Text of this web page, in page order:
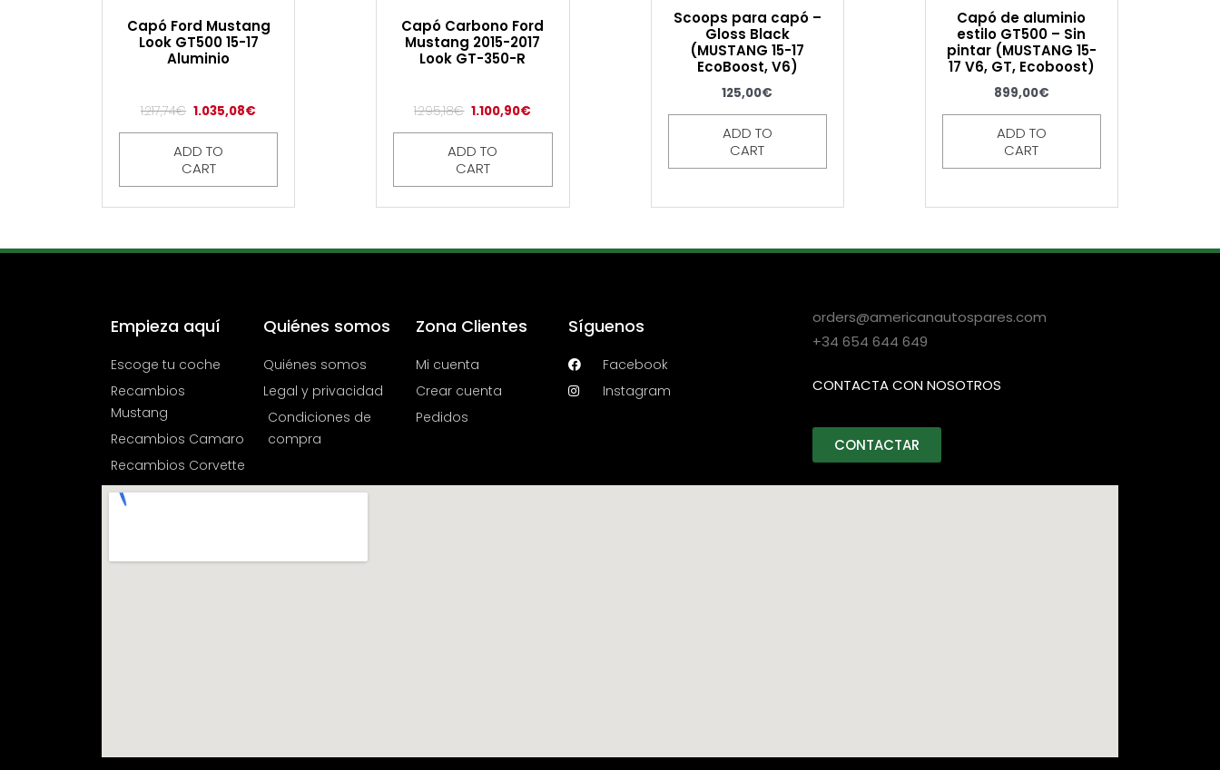
Capó Ford Mustang
Look GT500 15-17
Aluminio
1.217,74€ 1.035,08€
ADD TO
CART
Capó Carbono Ford
Mustang 2015-2017
Look GT-350-R
1.295,18€ 1.100,90€
ADD TO
CART
Scoops para capó –
Gloss Black
(MUSTANG 15-17
EcoBoost, V6)
125,00€
ADD TO
CART
Capó de aluminio
estilo GT500 – Sin
pintar (MUSTANG 15-
17 V6, GT, Ecoboost)
899,00€
ADD TO
CART
Empieza aquí
Escoge tu coche
Recambios
Mustang
Recambios Camaro
Recambios Corvette
Quiénes somos
Quiénes somos
Legal y privacidad
Condiciones de
compra
Zona Clientes
Mi cuenta
Crear cuenta
Pedidos
Síguenos
Facebook
Instagram
orders@americanautospares.com
+34 654 644 649
CONTACTA CON NOSOTROS
CONTACTAR